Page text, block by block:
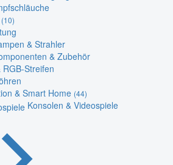
(10)
& Strahler
& Zubehör
RGB-Streifen
& Smart Home (44)
Konsolen & Videospiele